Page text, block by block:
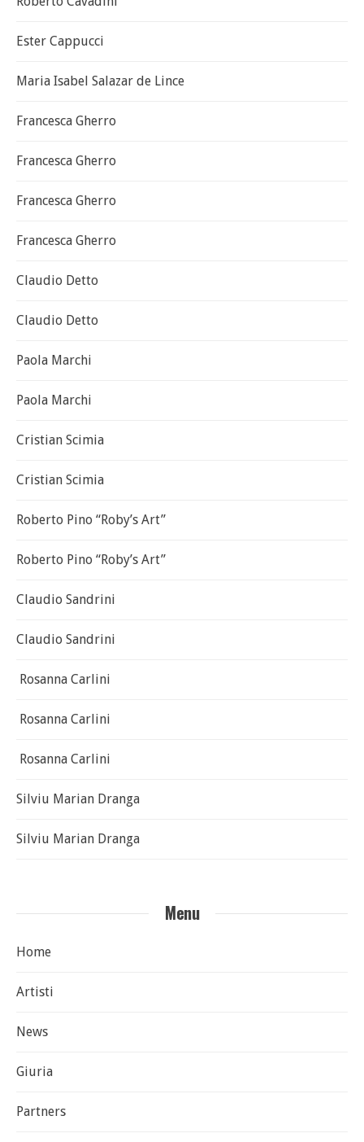
Ester Cappucci
Maria Isabel Salazar de Lince
Francesca Gherro
Francesca Gherro
Francesca Gherro
Francesca Gherro
Claudio Detto
Claudio Detto
Paola Marchi
Paola Marchi
Cristian Scimia
Cristian Scimia
Roberto Pino “Roby’s Art”
Roberto Pino “Roby’s Art”
Claudio Sandrini
Claudio Sandrini
Rosanna Carlini
Rosanna Carlini
Rosanna Carlini
Silviu Marian Dranga
Silviu Marian Dranga
Menu
Home
Artisti
News
Giuria
Partners